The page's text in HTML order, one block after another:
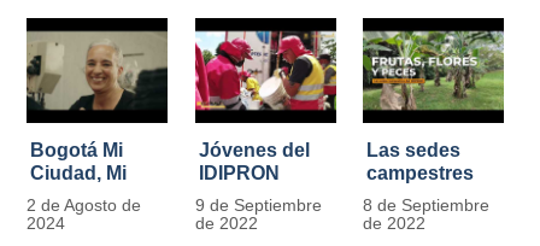
Bogotá Mi
Ciudad, Mi
Casa
2 de Agosto de
2024
Jóvenes del
IDIPRON
restauraron
más de 13.000
9 de Septiembre
de 2022
Las sedes
campestres
de IDIPRON
se convierten
8 de Septiembre
de 2022
Pages